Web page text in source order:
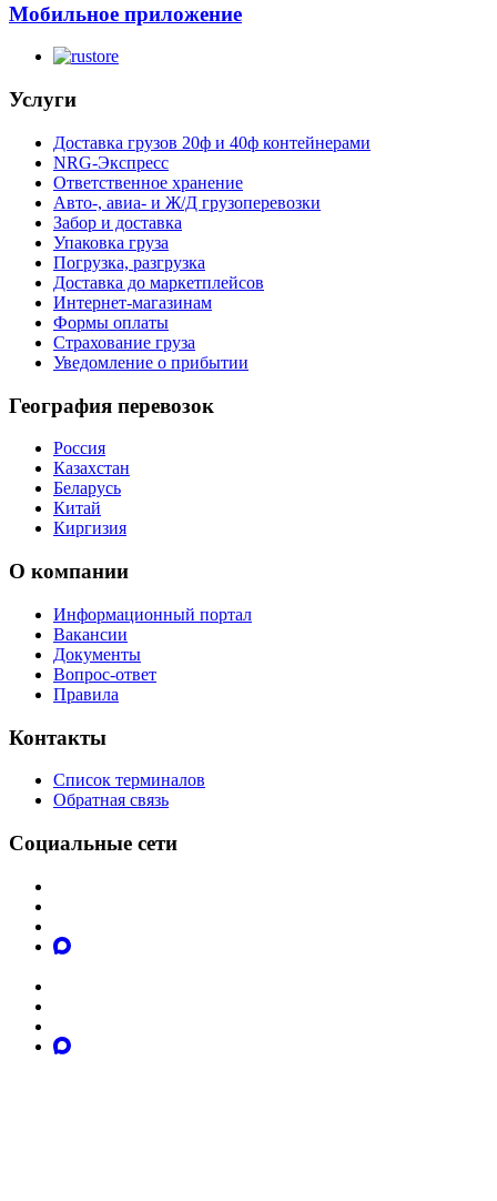
Мобильное приложение
Услуги
Доставка грузов 20ф и 40ф контейнерами
NRG-Экспресс
Ответственное хранение
Авто-, авиа- и Ж/Д грузоперевозки
Забор и доставка
Упаковка груза
Погрузка, разгрузка
Доставка до маркетплейсов
Интернет-магазинам
Формы оплаты
Страхование груза
Уведомление о прибытии
География перевозок
Россия
Казахстан
Беларусь
Китай
Киргизия
О компании
Информационный портал
Вакансии
Документы
Вопрос-ответ
Правила
Контакты
Список терминалов
Обратная связь
Социальные сети